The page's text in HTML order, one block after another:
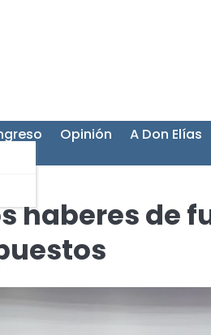
Opinión A Don Elías
haberes de